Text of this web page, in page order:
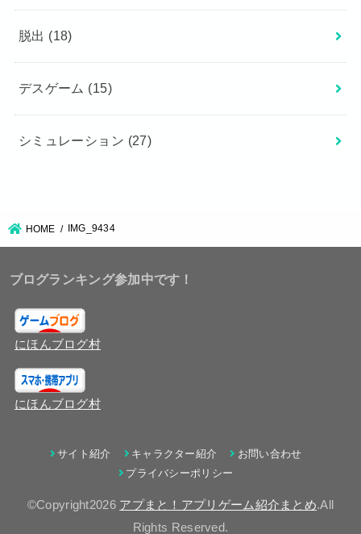
脱出 (18)
デスゲーム (15)
シミュレーション (27)
HOME IMG_9434
ブログランキング参加中です！
にほんブログ村
にほんブログ村
サイト紹介 キャラクター紹介
お問い合わせ
プライバシーポリシー
©Copyright2026 アプまと！アプリゲーム紹介まとめ.All
Rights Reserved.